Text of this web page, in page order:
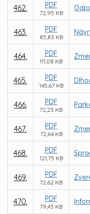
462. PDF
72,95 KB
463. PDF
85,83 KB
464. PDF
111,08 KB
465. PDF
145,67 KB
466. PDF
72,23 KB
467. PDF
72,64 KB
468. PDF
121,75 KB
469. PDF
72,62 KB
470. PDF
79,43 KB